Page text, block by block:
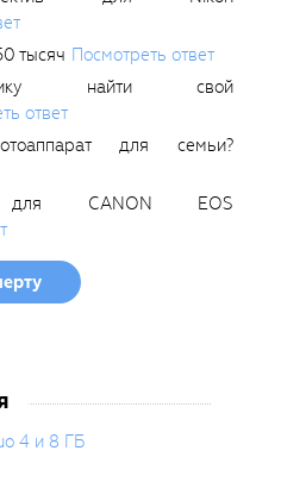
тысяч Посмотреть ответ
найти свой
ответ
для семьи?
CANON EOS
4 и 8 ГБ